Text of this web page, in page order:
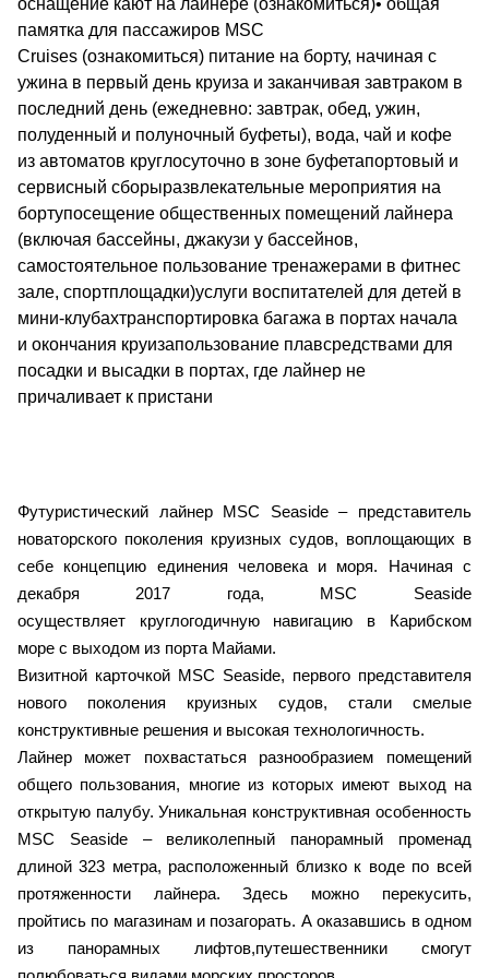
Футуристический лайнер MSC Seaside – представитель
новаторского поколения круизных судов, воплощающих в
себе концепцию единения человека и моря. Начиная с
декабря 2017 года, MSC Seaside
осуществляет круглогодичную навигацию в Карибском
море с выходом из порта Майами.
Визитной карточкой MSC Seaside, первого представителя
нового поколения круизных судов, стали смелые
конструктивные решения и высокая технологичность.
Лайнер может похвастаться разнообразием помещений
общего пользования, многие из которых имеют выход на
открытую палубу. Уникальная конструктивная особенность
MSC Seaside – великолепный панорамный променад
длиной 323 метра, расположенный близко к воде по всей
протяженности лайнера. Здесь можно перекусить,
пройтись по магазинам и позагорать. А оказавшись в одном
из панорамных лифтов,путешественники смогут
памятка для пассажиров MSC
Cruises (ознакомиться) питание на борту, начиная с
ужина в первый день круиза и заканчивая завтраком в
последний день (ежедневно: завтрак, обед, ужин,
полуденный и полуночный буфеты), вода, чай и кофе
из автоматов круглосуточно в зоне буфетапортовый и
сервисный сборыразвлекательные мероприятия на
бортупосещение общественных помещений лайнера
(включая бассейны, джакузи у бассейнов,
самостоятельное пользование тренажерами в фитнес
зале, спортплощадки)услуги воспитателей для детей в
мини-клубахтранспортировка багажа в портах начала
и окончания круизапользование плавсредствами для
посадки и высадки в портах, где лайнер не
причаливает к пристани